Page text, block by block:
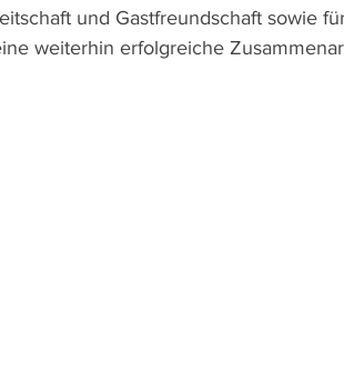
und Gastfreundschaft sowie
weiterhin erfolgreiche